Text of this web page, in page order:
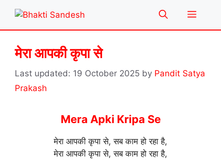
content
Menu
मेरा आपकी कृपा से
19 October 2025 by Pandit Satya
Prakash
Mera Apki Kripa Se
मेरा आपकी कृपा से, सब काम हो रहा है,
मेरा आपकी कृपा से, सब काम हो रहा है,